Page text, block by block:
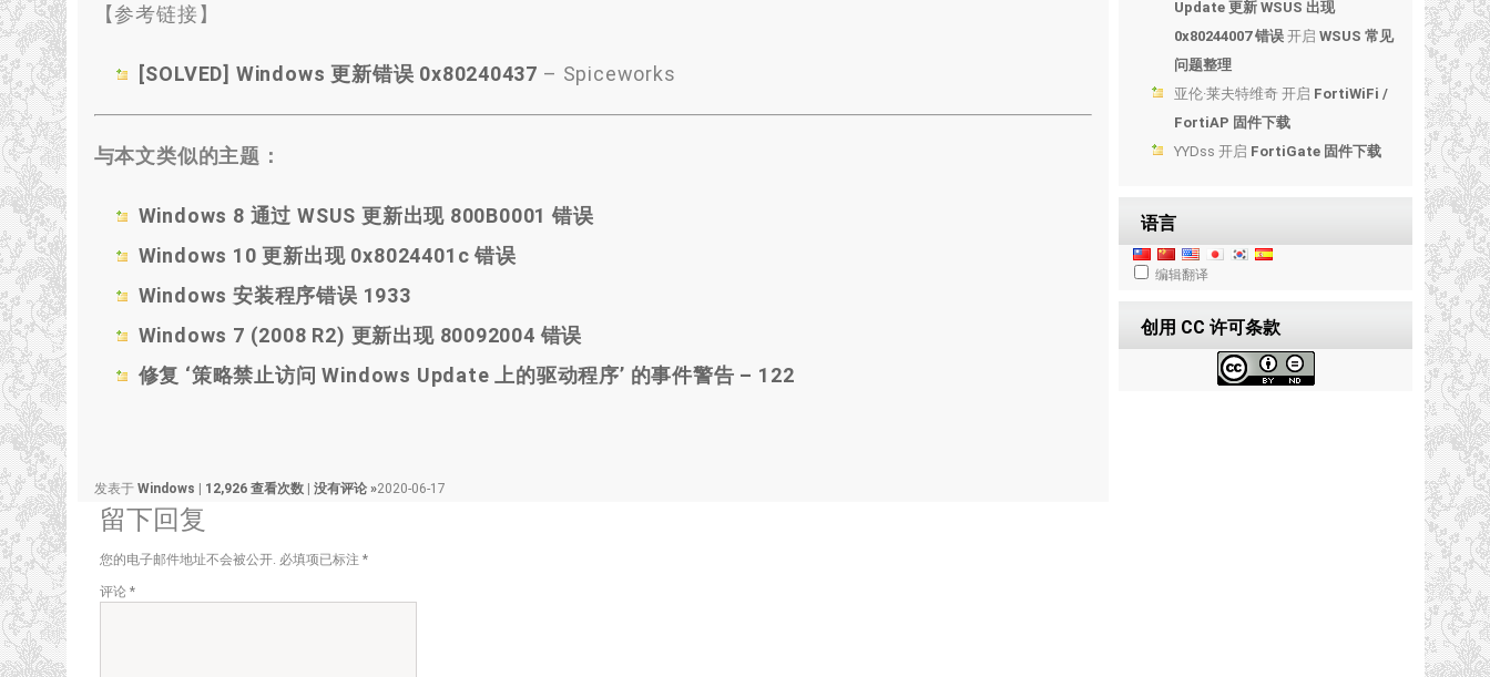
【参考链接】
[SOLVED] Windows 更新错误 0x80240437 – Spiceworks
与本文类似的主题：
Windows 8 通过 WSUS 更新出现 800B0001 错误
Windows 10 更新出现 0x8024401c 错误
Windows 安装程序错误 1933
Windows 7 (2008 R2) 更新出现 80092004 错误
修复 ‘策略禁止访问 Windows Update 上的驱动程序’ 的事件警告 – 122
发表于 Windows 12,926 查看次数 没有评论 »2020-06-17
留下回复
您的电子邮件地址不会被公开. 必填项已标注 *
评论 *
Update 更新 WSUS 出现
0x80244007 错误 开启 WSUS 常见
问题整理
亚伦·莱夫特维奇 开启 FortiWiFi /
FortiAP 固件下载
YYDss 开启 FortiGate 固件下载
语言
编辑翻译
创用 CC 许可条款